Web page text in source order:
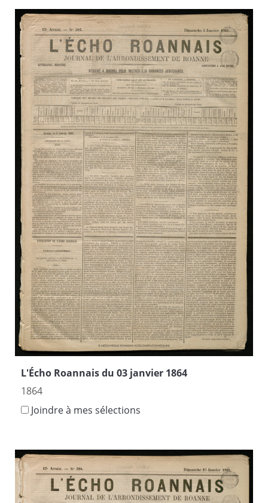
L'Écho Roannais du 03 janvier 1864
1864
Joindre à mes sélections